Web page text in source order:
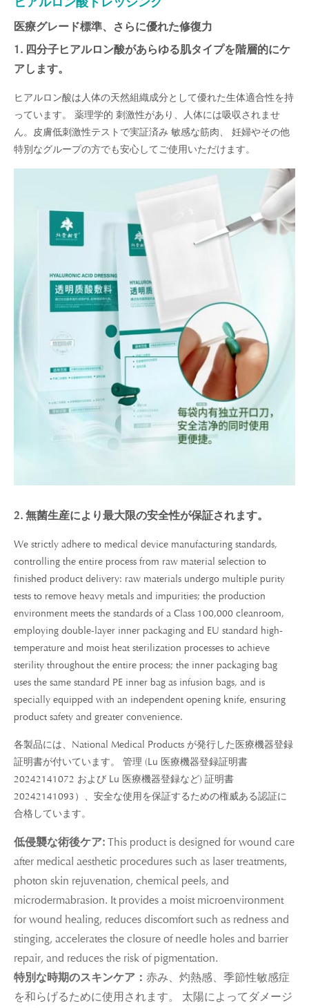
医療グレード標準、さらに優れた修復力
1. 四分子ヒアルロン酸があらゆる肌タイプを階層的にケ
アします。
ヒアルロン酸は人体の天然組織成分として優れた生体適合性を持
っています。 薬理学的 刺激性があり、人体には吸収されませ
ん。皮膚低刺激性テストで実証済み 敏感な筋肉、 妊婦やその他
特別なグループの方でも安心してご使用いただけます。
2. 無菌生産により最大限の安全性が保証されます。
We strictly adhere to medical device manufacturing standards,
controlling the entire process from raw material selection to
finished product delivery: raw materials undergo multiple purity
tests to remove heavy metals and impurities; the production
environment meets the standards of a Class 100,000 cleanroom,
employing double-layer inner packaging and EU standard high-
temperature and moist heat sterilization processes to achieve
sterility throughout the entire process; the inner packaging bag
uses the same standard PE inner bag as infusion bags, and is
specially equipped with an independent opening knife, ensuring
product safety and greater convenience.
各製品には、National Medical Products が発行した医療機器登録
証明書が付いています。 管理 (Lu 医療機器登録証明書
20242141072 および Lu 医療機器登録など) 証明書
20242141093）、安全な使用を保証するための権威ある認証に
合格しています。
低侵襲な術後ケア: This product is designed for wound care
after medical aesthetic procedures such as laser treatments,
photon skin rejuvenation, chemical peels, and
microdermabrasion. It provides a moist microenvironment
for wound healing, reduces discomfort such as redness and
stinging, accelerates the closure of needle holes and barrier
repair, and reduces the risk of pigmentation.
特別な時期のスキンケア： 赤み、灼熱感、季節性敏感症
を和らげるために使用されます。 太陽によってダメージ